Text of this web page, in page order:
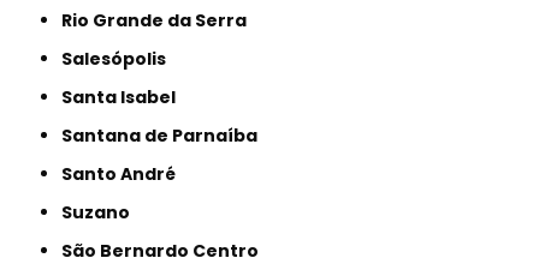
Rio Grande da Serra
Salesópolis
Santa Isabel
Santana de Parnaíba
Santo André
Suzano
São Bernardo Centro